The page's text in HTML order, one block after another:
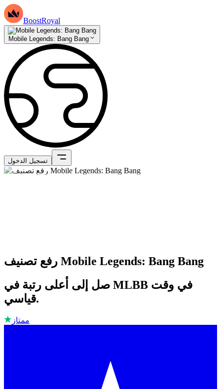
BoostRoyal
Mobile Legends: Bang Bang
تسجيل الدخول
رفع تصنيف Mobile Legends: Bang Bang
صل إلى أعلى رتبة في MLBB في وقت
قياسي.
ممتاز